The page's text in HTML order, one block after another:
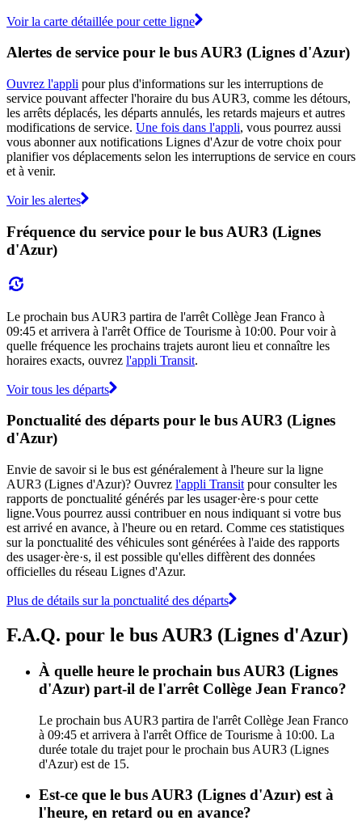
Voir la carte détaillée pour cette ligne
Alertes de service pour le bus AUR3 (Lignes d'Azur)
Ouvrez l'appli pour plus d'informations sur les interruptions de
service pouvant affecter l'horaire du bus AUR3, comme les détours,
les arrêts déplacés, les départs annulés, les retards majeurs et autres
modifications de service. Une fois dans l'appli, vous pourrez aussi
vous abonner aux notifications Lignes d'Azur de votre choix pour
planifier vos déplacements selon les interruptions de service en cours
et à venir.
Voir les alertes
Fréquence du service pour le bus AUR3 (Lignes
d'Azur)
Le prochain bus AUR3 partira de l'arrêt Collège Jean Franco à
09:45 et arrivera à l'arrêt Office de Tourisme à 10:00. Pour voir à
quelle fréquence les prochains trajets auront lieu et connaître les
horaires exacts, ouvrez l'appli Transit.
Voir tous les départs
Ponctualité des départs pour le bus AUR3 (Lignes
d'Azur)
Envie de savoir si le bus est généralement à l'heure sur la ligne
AUR3 (Lignes d'Azur)? Ouvrez l'appli Transit pour consulter les
rapports de ponctualité générés par les usager·ère·s pour cette
ligne.Vous pourrez aussi contribuer en nous indiquant si votre bus
est arrivé en avance, à l'heure ou en retard. Comme ces statistiques
sur la ponctualité des véhicules sont générées à l'aide des rapports
des usager·ère·s, il est possible qu'elles diffèrent des données
officielles du réseau Lignes d'Azur.
Plus de détails sur la ponctualité des départs
F.A.Q. pour le bus AUR3 (Lignes d'Azur)
À quelle heure le prochain bus AUR3 (Lignes
d'Azur) part-il de l'arrêt Collège Jean Franco?
Le prochain bus AUR3 partira de l'arrêt Collège Jean Franco
à 09:45 et arrivera à l'arrêt Office de Tourisme à 10:00. La
durée totale du trajet pour le prochain bus AUR3 (Lignes
d'Azur) est de 15.
Est-ce que le bus AUR3 (Lignes d'Azur) est à
l'heure, en retard ou en avance?